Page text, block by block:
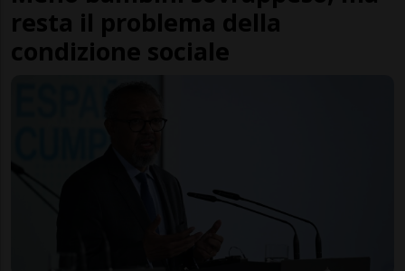
resta il problema della
condizione sociale